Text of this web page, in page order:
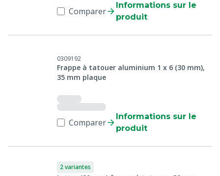
Comparer
Informations sur le
produit
0309192
Frappe à tatouer aluminium 1 x 6 (30 mm),
35 mm plaque
Comparer
Informations sur le
produit
2 variantes